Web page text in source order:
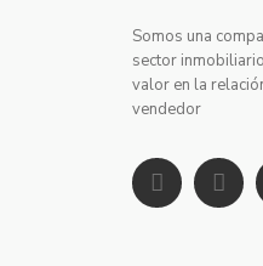
Somos una
sector
valor en la
vendedor